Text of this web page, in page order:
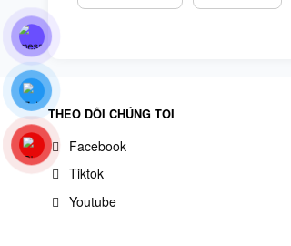
THEO DÕI CHÚNG TÔI
Facebook
Tiktok
Youtube